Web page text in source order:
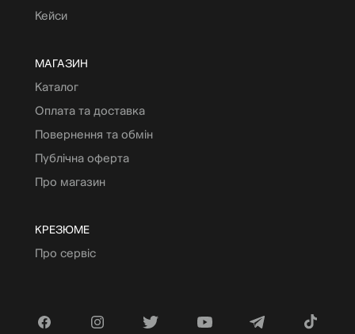
Кейси
МАГАЗИН
Каталог
Оплата та доставка
Повернення та обмін
Публічна оферта
Про магазин
КРЕЗЮМЕ
Про сервіс